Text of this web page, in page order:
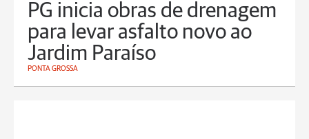
PG inicia obras de drenagem
para levar asfalto novo ao
Jardim Paraíso
PONTA GROSSA